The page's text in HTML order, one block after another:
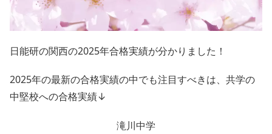
日能研の関西の2025年合格実績が分かりました！
2025年の最新の合格実績の中でも注目すべきは、共学の
中堅校への合格実績↓
滝川中学